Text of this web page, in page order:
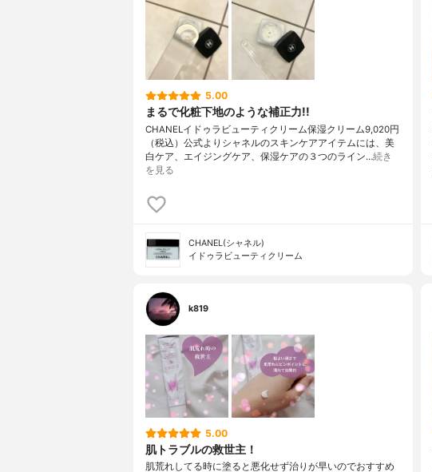
5.00
まるで化粧下地のような補正力!!
CHANELイドゥラビューティクリーム保湿クリーム9,020円
（税込）公式よりシャネルのスキンケアアイテムには、美
白ケア、エイジングケア、保湿ケアの３つのライン…続き
を見る
CHANEL(シャネル)
イドゥラビューティクリーム
k819
5.00
肌トラブルの救世主！
肌荒れしてる時に塗ると悪化せず治りが早いのでおすすめ